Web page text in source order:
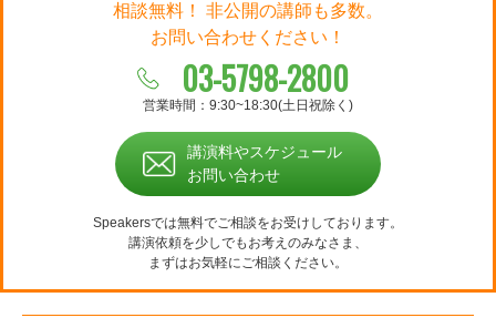
相談無料！ 非公開の講師も多数。
お問い合わせください！
03-5798-2800
営業時間：9:30~18:30(土日祝除く)
講演料やスケジュール
お問い合わせ
Speakersでは無料でご相談をお受けしております。
講演依頼を少しでもお考えのみなさま、
まずはお気軽にご相談ください。